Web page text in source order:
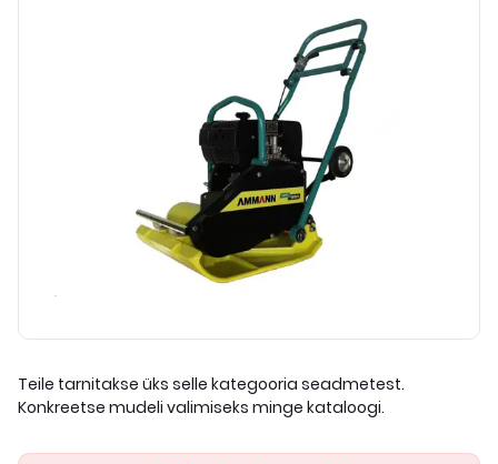
Teile tarnitakse üks selle kategooria seadmetest.
Konkreetse mudeli valimiseks minge kataloogi.